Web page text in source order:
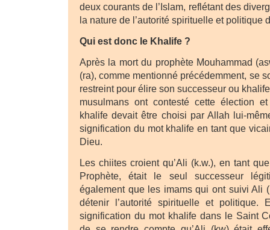
deux courants de l’Islam, reflétant des
la nature de l’autorité spirituelle et politique
Qui est donc le Khalife ?
Après la mort du prophète Mouhammad
(ra), comme mentionné précédemment, se
restreint pour élire son successeur ou
musulmans ont contesté cette élection
khalife devait être choisi par Allah lui-
signification du mot khalife en tant que
Dieu.
Les chiites croient qu’Ali (k.w.), en tant
Prophète, était le seul successeur
également que les imams qui ont suivi Ali
détenir l’autorité spirituelle et politique.
signification du mot khalife dans le Saint